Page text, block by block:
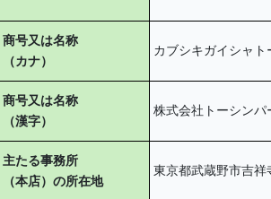
商号又は名称
（カナ）
カブシキガイシャ
商号又は名称
（漢字）
株式会社トーシンパ
主たる事務所
（本店）の所在地
東京都武蔵野市吉